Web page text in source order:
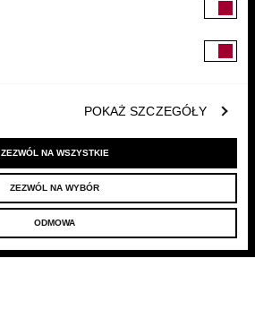
POKAŻ SZCZEGÓŁY
ZEZWÓL NA WSZYSTKIE
ZEZWÓL NA WYBÓR
ODMOWA
POLITYKA PRYWATNOŚCI